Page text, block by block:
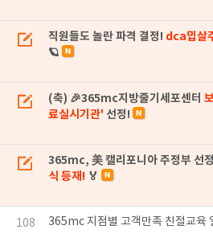
직원들도 놀란 파격 결정! dca밉살
🪐
(축) 🎉365mc지방줄기세포센터
료실시기관' 선정!
365mc, 美 캘리포니아 주정부 선정
식 등재! 🏅
108 365mc 지점별 고객만족 친절교육